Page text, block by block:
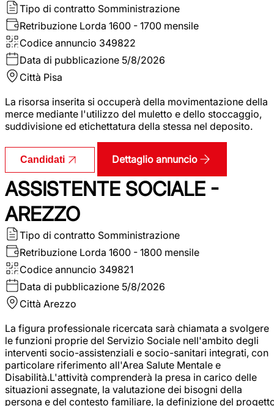
Tipo di contratto Somministrazione
Retribuzione Lorda 1600 - 1700 mensile
Codice annuncio 349822
Data di pubblicazione 5/8/2026
Città Pisa
La risorsa inserita si occuperà della movimentazione della
merce mediante l'utilizzo del muletto e dello stoccaggio,
suddivisione ed etichettatura della stessa nel deposito.
Candidati Dettaglio annuncio
ASSISTENTE SOCIALE -
AREZZO
Tipo di contratto Somministrazione
Retribuzione Lorda 1600 - 1800 mensile
Codice annuncio 349821
Data di pubblicazione 5/8/2026
Città Arezzo
La figura professionale ricercata sarà chiamata a svolgere
le funzioni proprie del Servizio Sociale nell'ambito degli
interventi socio-assistenziali e socio-sanitari integrati, con
particolare riferimento all'Area Salute Mentale e
Disabilità.L'attività comprenderà la presa in carico delle
situazioni assegnate, la valutazione dei bisogni della
persona e del contesto familiare, la definizione del